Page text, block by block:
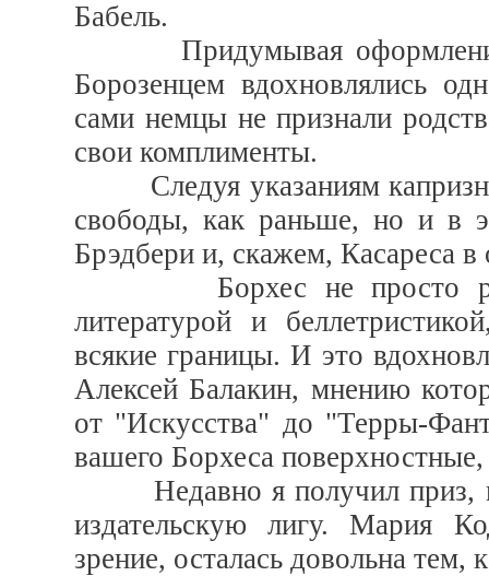
Бабель.
Придумывая оформление
Борозенцем вдохновлялись
сами немцы не признали
свои комплименты.
Следуя указаниям
свободы, как раньше, но и в
Брэдбери и, скажем, Касареса
Борхес не просто
литературой и
всякие границы. И это
Алексей Балакин, мнению
от "Искусства" до "Терры-
вашего Борхеса
Недавно я получил приз,
издательскую лигу. Мария
зрение, осталась довольна